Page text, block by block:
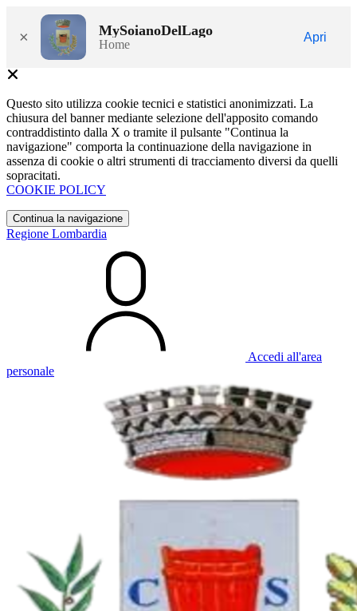
× MySoianoDelLago
Home
Apri
Questo sito utilizza cookie tecnici e statistici anonimizzati. La
chiusura del banner mediante selezione dell'apposito comando
contraddistinto dalla X o tramite il pulsante "Continua la
navigazione" comporta la continuazione della navigazione in
assenza di cookie o altri strumenti di tracciamento diversi da quelli
sopracitati.
COOKIE POLICY
Continua la navigazione
Regione Lombardia
Accedi all'area
personale